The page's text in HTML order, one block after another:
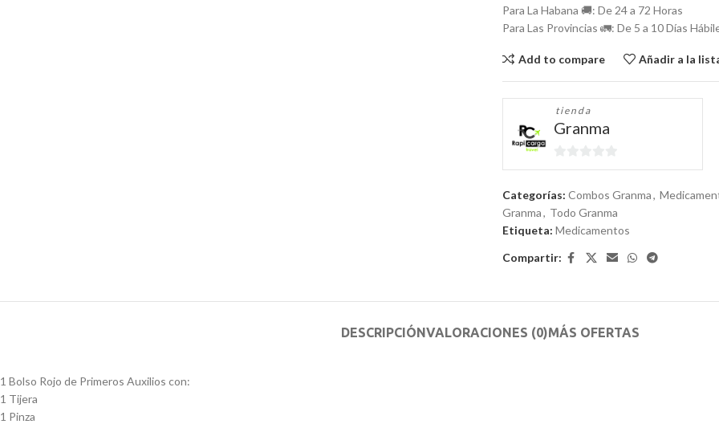
Para La Habana 🚚: De 24 a 72 Horas
Para Las Provincias 🚛: De 5 a 10 Días
Add to compare Añadir a la
tienda
Granma
0
Categorías: Combos Granma,
Granma, Todo Granma
Etiqueta: Medicamentos
Compartir:
DESCRIPCIÓNVALORACIONES (0)MÁS OFERTAS
1 Bolso Rojo de Primeros Auxilios con:
1 Tijera
1 Pinza